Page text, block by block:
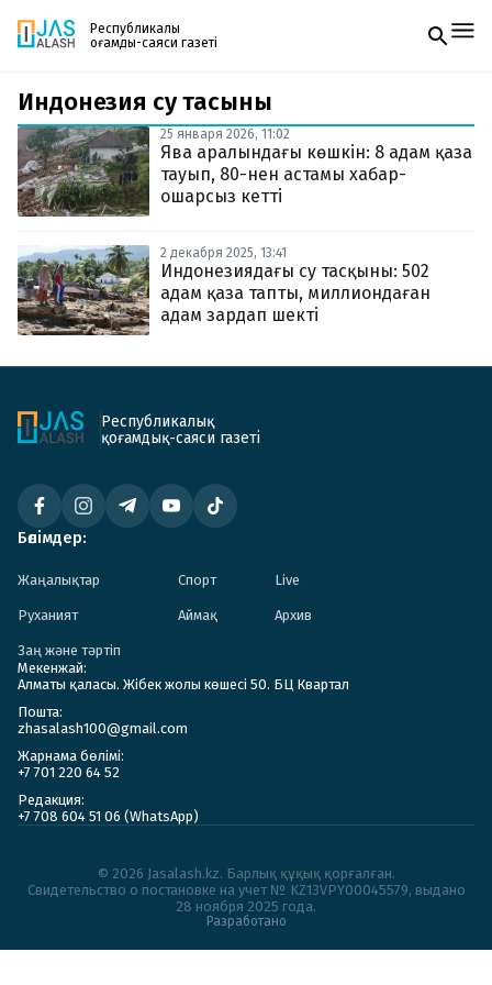
Республикалық
қоғамдық-саяси газеті
Жаңалықтар
Спорт
Live
Руханият
Аймақ
Архив
Заң және тәртіп
Редакциямен байланыс
+7 708 604 51 06
Жарнама бөлімі
Пошта
Газетке жазылу
PDF форматтағы газетті ай сайын электронды
поштаңызға алып отырыңыз. Жаңа нөмір
шыққан сәтте сізге бірден жіберіледі. Тек email
Индонезия су тасқыны
25 января 2026, 11:02
Ява аралындағы көшкін: 8 адам қаза
тауып, 80-нен астамы хабар-
ошарсыз кетті
2 декабря 2025, 13:41
Индонезиядағы су тасқыны: 502
адам қаза тапты, миллиондаған
адам зардап шекті
Республикалық
қоғамдық-саяси газеті
Бөлімдер:
Жаңалықтар Спорт Live
Руханият Аймақ Архив
Заң және тәртіп
Мекенжай:
Алматы қаласы. Жібек жолы көшесі 50. БЦ Квартал
Пошта:
zhasalash100@gmail.com
Жарнама бөлімі:
+7 701 220 64 52
Редакция:
+7 708 604 51 06 (WhatsApp)
© 2026 Jasalash.kz. Барлық құқық қорғалған.
Cвидетельство о постановке на учет № KZ13VPY00045579, выдано
28 ноября 2025 года.
Разработано